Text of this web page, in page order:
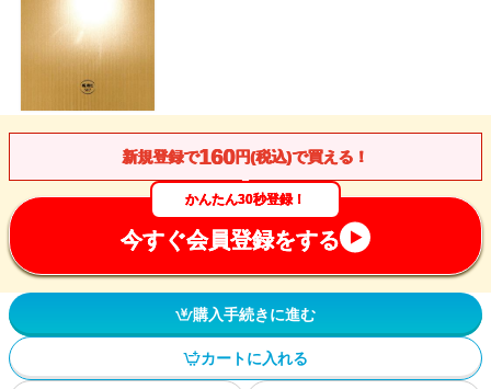
新規登録で160円(税込)で買える！
かんたん30秒登録！
今すぐ会員登録をする
購入手続きに進む
カートに入れる